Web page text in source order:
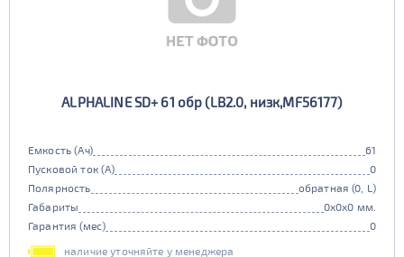
ALPHALINE SD+ 61 обр (LB2.0, низк,MF56177)
Емкость (Ач)
61
Пусковой ток (А)
0
Полярность
обратная (0, L)
Габариты
0x0x0 мм.
Гарантия (мес)
0
наличие уточняйте у менеджера